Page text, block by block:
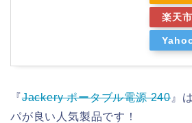
楽天
『Jackery ポータブル電源 240 』
パが良い人気製品です！